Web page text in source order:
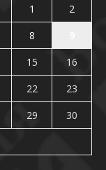
1
2
8
15
16
22
23
29
30